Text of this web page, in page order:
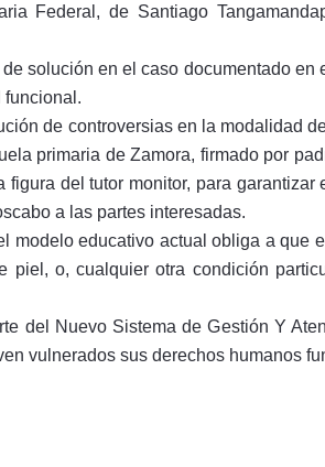
Federal, de Santiago
solución en el caso documentado
funcional.
de controversias en la modalidad
primaria de Zamora, firmado por
del tutor monitor, para
a las partes interesadas.
modelo educativo actual obliga a
piel, o, cualquier otra condición
del Nuevo Sistema de Gestión Y
vulnerados sus derechos humanos